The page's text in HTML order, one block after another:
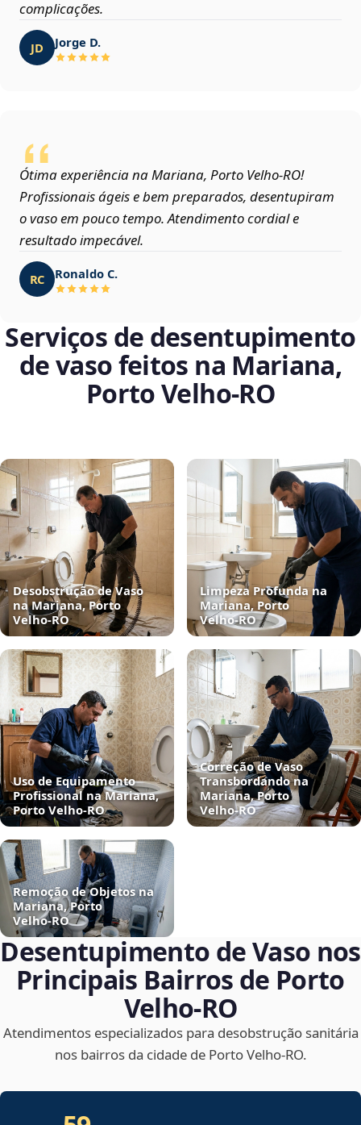
complicações.
JD Jorge D.
Ótima experiência na Mariana, Porto Velho‑RO!
Profissionais ágeis e bem preparados, desentupiram
o vaso em pouco tempo. Atendimento cordial e
resultado impecável.
RC Ronaldo C.
Serviços de desentupimento
de vaso feitos na Mariana,
Porto Velho‑RO
Desobstrução de Vaso
na Mariana, Porto
Velho‑RO
Limpeza Profunda na
Mariana, Porto
Velho‑RO
Uso de Equipamento
Profissional na Mariana,
Porto Velho‑RO
Correção de Vaso
Transbordando na
Mariana, Porto
Velho‑RO
Remoção de Objetos na
Mariana, Porto
Velho‑RO
Desentupimento de Vaso nos
Principais Bairros de Porto
Velho‑RO
Atendimentos especializados para desobstrução sanitária
nos bairros da cidade de Porto Velho‑RO.